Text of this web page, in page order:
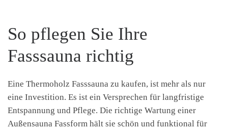
So pflegen Sie Ihre
Fasssauna richtig
Eine Thermoholz Fasssauna zu kaufen, ist mehr als nur
eine Investition. Es ist ein Versprechen für langfristige
Entspannung und Pflege. Die richtige Wartung einer
Außensauna Fassform hält sie schön und funktional für